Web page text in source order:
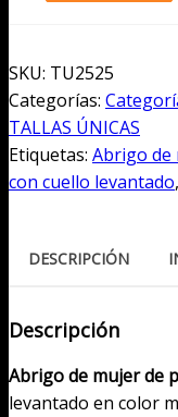
pelo
de
cordero
del
Tibet
cuello
SKU: TU2525
Categorías:
TALLAS ÚNICAS
Etiquetas: Abrigo de
con cuello levantado,
DESCRIPCIÓN
Descripción
Abrigo de mujer de
levantado en color